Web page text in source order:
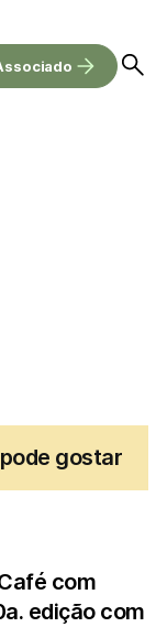
gostar
com
edição com